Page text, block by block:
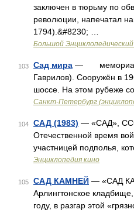
заключен в тюрьму по
революции, напечатал
1794).&#8230; …
Большой Энциклопедический
103 Сад мира — мемориал в
Гаврилов). Сооружён в
шоссе. На этом рубеже
Санкт-Петербург
104 САД (1983) — «САД»,
Отечественной время
участницей подполья,
Энциклопедия кино
105 САД КАМНЕЙ — «САД
Арлингтонское
году, в разгар этой